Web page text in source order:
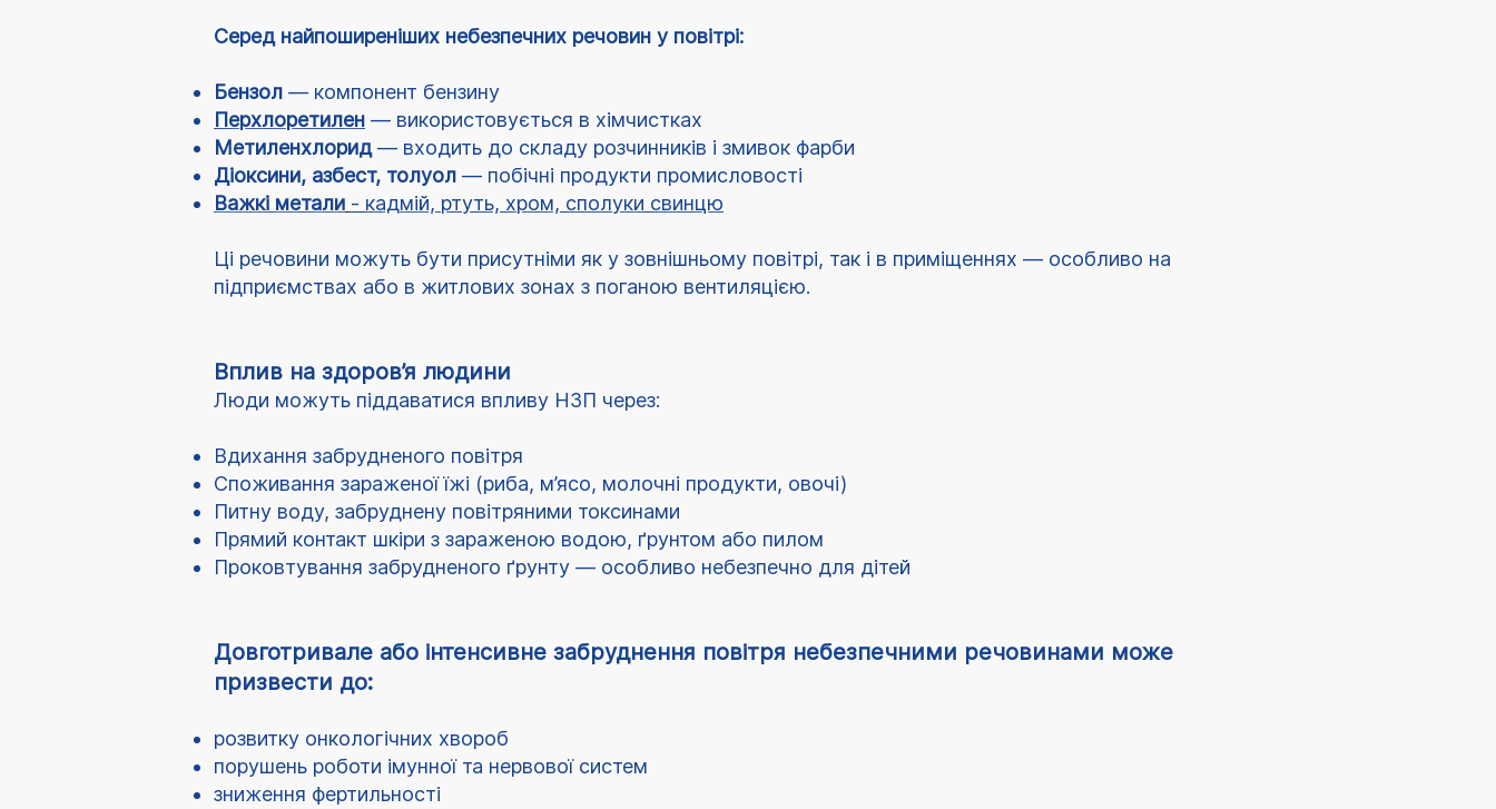
Серед найпоширеніших небезпечних речовин у повітрі:
Бензол — компонент бензину
Перхлоретилен — використовується в хімчистках
Метиленхлорид— входить до складу розчинників і змивок фарби
Діоксини, азбест, толуол — побічні продукти промисловості
Важкі метали - кадмій, ртуть, хром, сполуки свинцю
Ці речовини можуть бути присутніми як у зовнішньому повітрі, так і в приміщеннях — особливо на
підприємствах або в житлових зонах з поганою вентиляцією.
Вплив на здоров’я людини
Люди можуть піддаватися впливу НЗП через:
Вдихання забрудненого повітря
Споживання зараженої їжі (риба, м’ясо, молочні продукти, овочі)
Питну воду, забруднену повітряними токсинами
Прямий контакт шкіри з зараженою водою, ґрунтом або пилом
Проковтування забрудненого ґрунту — особливо небезпечно для дітей
Довготривале або інтенсивне забруднення повітря небезпечними речовинами може
призвести до:
розвитку онкологічних хвороб
порушень роботи імунної та нервової систем
зниження фертильності